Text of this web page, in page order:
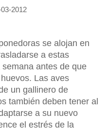
2012
se alojan en
a estas
antes de que
Las aves
un gallinero de
también deben tener al
a su nuevo
el estrés de la